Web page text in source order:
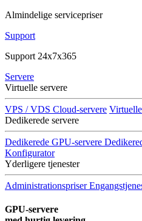
Almindelige servicepriser
Support
Support 24x7x365
Servere
Virtuelle servere
VPS / VDS Cloud-servere
Dedikerede servere
Dedikerede GPU-servere
Konfigurator
Yderligere tjenester
Administrationspriser
GPU-servere